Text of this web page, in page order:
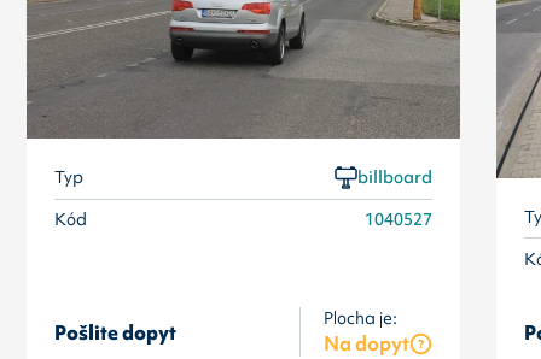
Typ
billboard
Kód
1040527
Pošlite dopyt
Plocha je:
Na dopyt